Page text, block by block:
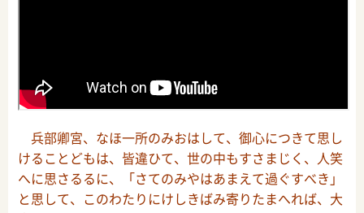
兵部卿宮、なほ一所のみおはして、御心につきて思し
けることどもは、皆違ひて、世の中もすさまじく、人笑
へに思さるるに、「さてのみやはあまえて過ぐすべき」
と思して、このわたりにけしきばみ寄りたまへれば、大